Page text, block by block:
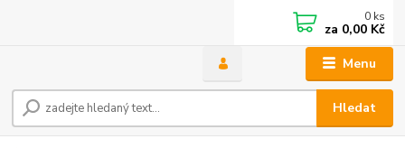
Menu
Hledat
0 ks
za 0,00 Kč